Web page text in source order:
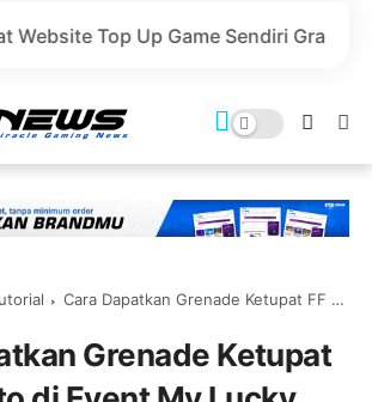
Game Sendiri Gratis Domain dan
Cara Dapatkan Grenade Ketupat FF x Naruto di Event My Lucky Discount Terbaru
Grenade Ketupat